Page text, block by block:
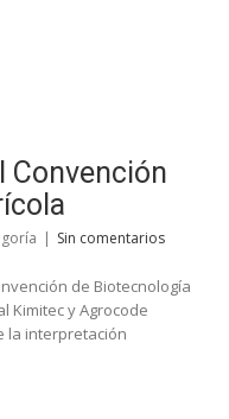
Convención
| Sin comentarios
de Biotecnología
Kimitec y Agrocode
la interpretación